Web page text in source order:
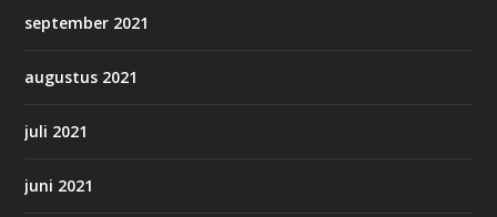
september 2021
augustus 2021
juli 2021
juni 2021